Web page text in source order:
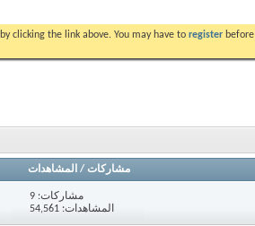
by clicking the link above. You may have to register
مشاركات / المشاهدات
مشاركات:9
المشاهدات: 54,561